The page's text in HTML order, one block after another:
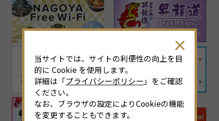
当サイトでは、サイトの利便性の向上を目
的に Cookie を使用します。
詳細は「プライバシーポリシー 」をご確認
ください。
なお、ブラウザの設定によりCookieの機能
を変更することもできます。